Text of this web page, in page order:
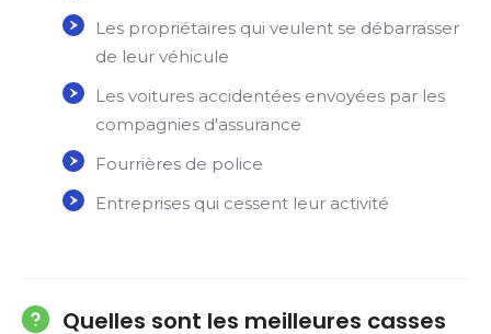
Les propriétaires qui veulent se débarrasser
de leur véhicule
Les voitures accidentées envoyées par les
compagnies d'assurance
Fourrières de police
Entreprises qui cessent leur activité
Quelles sont les meilleures casses